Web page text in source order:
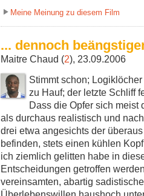
Meine Meinung zu diesem Film
... dennoch
Maitre Chaud (2), 23.09.2006
Stimmt schon;
zu Hauf; der letzte Schliff
Dass die Opfer sich meist
als durchaus realistisch und
drei etwa angesichts der
befinden, stets einen kühlen
ich ziemlich gelitten habe in
Entscheidungen getroffen
vereinsamten, abartig